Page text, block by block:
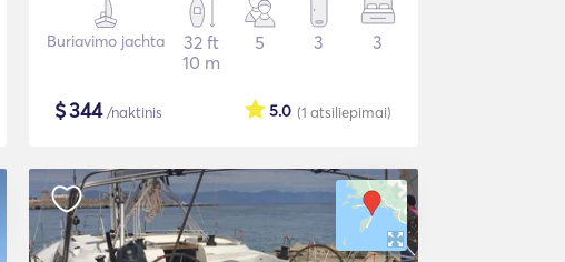
Buriavimo jachta
32 ft
10 m
5 3 3
$344/naktinis (1 atsiliepimai)
5.0